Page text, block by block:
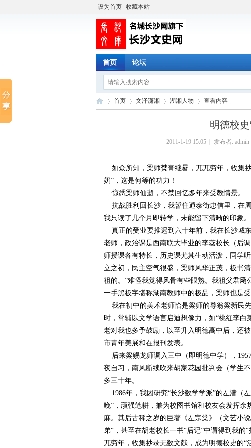
设为首页 收藏本站
首页 论坛
首页 文泽潇湘 湖湘人物
›
查看内容
明德校
2011-1-19 15:05 发布者: admin
如众所知，梁师焚膏继晷，兀兀穷年，收集
奶”，这是何等的功力！
惊悉梁师仙逝，不禁回忆多年来受教情景。
抗战胜利回长沙，我暂住通泰街忠信里，在
我只读了几个月即转学，未能留下清晰的印象。
真正的受业要推迟到六十年前，我在长沙城
老师，政治课是西南联大毕业的李蕊校长（后
师授课各有特长，历史课尤其生动活泼，同学
立之初，民主空气很盛，梁师风华正茂，板书
祖的。”难怪我觉得风骨有些眼熟。我祖父君飏
一手黑板字堪称湖南教师中的极品，梁师也是
我在初中的美术老师恰是梁师的尊翁梁新民
时，常辅以文学语言启迪想像力，如“桃红李
老对我也多予鼓励，以至升入明德高中后，还
市青年美展和在报刊发表。
后来梁赐龙师调入三中（即明德中学），
夜自习，南风断续吹来胡家花园批判会（学生
多三十年。
1986年，我因研究“长沙数学学派”的左潜（
晚”，顽强笔耕，兼为校图书馆和校友会发挥
麻。其后古稀之岁的巨著《左宗棠》（文艺小
弟“，甚至在胡老校长一书“后记”中谓得到我
兀穷年，收集抄录无数文献，成为明德校史的“